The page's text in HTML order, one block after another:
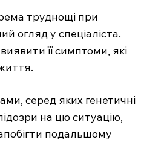
труднощі при
огляд у спеціаліста.
її симптоми, які
серед яких генетичні
на цю ситуацію,
подальшому